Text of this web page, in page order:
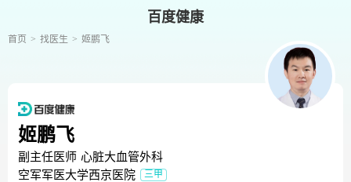
百度健康
首页 找医生 姬鹏飞
姬鹏飞
副主任医师 心脏大血管外科
空军军医大学西京医院
三甲